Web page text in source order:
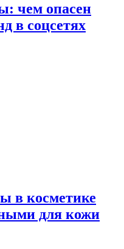
чем опасен
в соцсетях
в косметике
для кожи